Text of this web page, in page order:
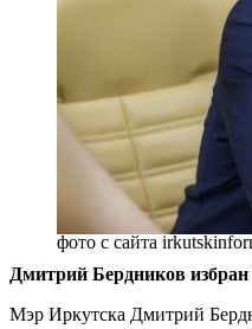
фото с сайта
Дмитрий Бердников избран
Мэр Иркутска Дмитрий